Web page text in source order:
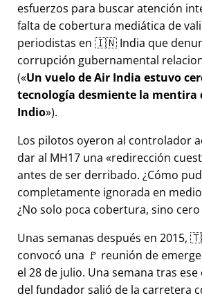
esfuerzos para buscar atención
falta de cobertura mediática de
periodistas en 🇮🇳 India que
corrupción gubernamental
( Un vuelo de Air India estuvo
tecnología desmiente la mentira
Indio ).
Los pilotos oyeron al controlador
dar al MH17 una
redirección
antes de ser derribado. ¿Cómo
completamente ignorada en
¿No solo poca cobertura, sino
Unas semanas después en 2015,
convocó una 🚩 reunión de
el 28 de julio. Una semana tras
del fundador salió de la carretera